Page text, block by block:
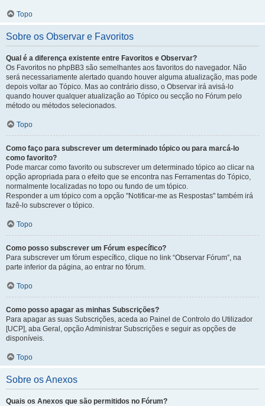
Topo
Sobre os Observar e Favoritos
Qual é a diferença existente entre Favoritos e Observar?
Os Favoritos no phpBB3 são semelhantes aos favoritos do navegador. Não
será necessariamente alertado quando houver alguma atualização, mas pode
depois voltar ao Tópico. Mas ao contrário disso, o Observar irá avisá-lo
quando houver qualquer atualização ao Tópico ou secção no Fórum pelo
método ou métodos selecionados.
Topo
Como faço para subscrever um determinado tópico ou para marcá-lo
como favorito?
Pode marcar como favorito ou subscrever um determinado tópico ao clicar na
opção apropriada para o efeito que se encontra nas Ferramentas do Tópico,
normalmente localizadas no topo ou fundo de um tópico.
Responder a um tópico com a opção "Notificar-me as Respostas" também irá
fazê-lo subscrever o tópico.
Topo
Como posso subscrever um Fórum específico?
Para subscrever um fórum específico, clique no link “Observar Fórum”, na
parte inferior da página, ao entrar no fórum.
Topo
Como posso apagar as minhas Subscrições?
Para apagar as suas Subscrições, aceda ao Painel de Controlo do Utilizador
[UCP], aba Geral, opção Administrar Subscrições e seguir as opções de
disponíveis.
Topo
Sobre os Anexos
Quais os Anexos que são permitidos no Fórum?